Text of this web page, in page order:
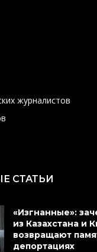
журналистов
СТАТЬИ
«Изгнанные»:
из Казахстана и
возвращают
депортациях